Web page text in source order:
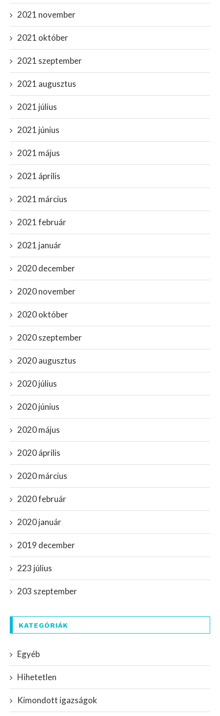
2021 november
2021 október
2021 szeptember
2021 augusztus
2021 július
2021 június
2021 május
2021 április
2021 március
2021 február
2021 január
2020 december
2020 november
2020 október
2020 szeptember
2020 augusztus
2020 július
2020 június
2020 május
2020 április
2020 március
2020 február
2020 január
2019 december
223 július
203 szeptember
KATEGÓRIÁK
Egyéb
Hihetetlen
Kimondott igazságok